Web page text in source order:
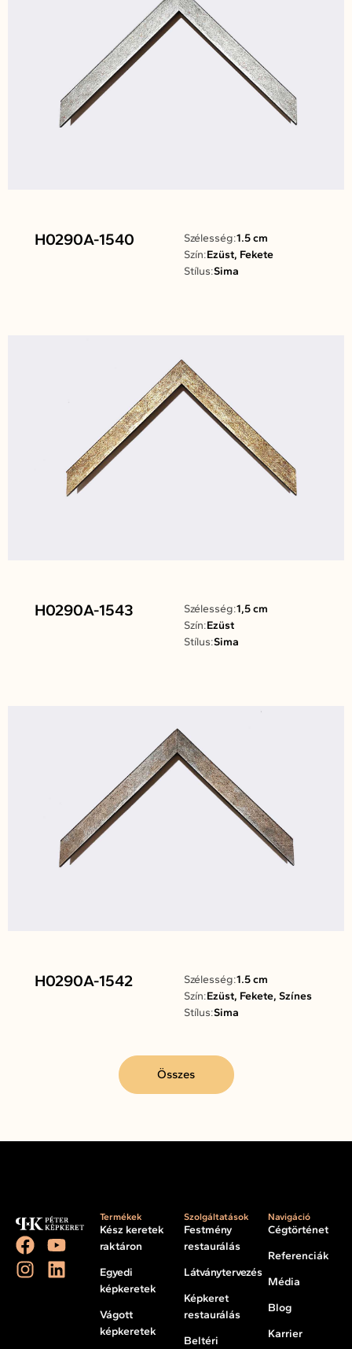
H0290A-1540 Szélesség:1.5 cm
Szín:Ezüst, Fekete
Stílus:Sima
H0290A-1543 Szélesség:1,5 cm
Szín:Ezüst
Stílus:Sima
H0290A-1542 Szélesség:1.5 cm
Szín:Ezüst, Fekete, Színes
Stílus:Sima
Összes
Termékek
Kész keretek
raktáron
Egyedi
képkeretek
Vágott
képkeretek
Szolgáltatások
Festmény
restaurálás
Látványtervezés
Képkeret
restaurálás
Beltéri
Navigáció
Cégtörténet
Referenciák
Média
Blog
Karrier